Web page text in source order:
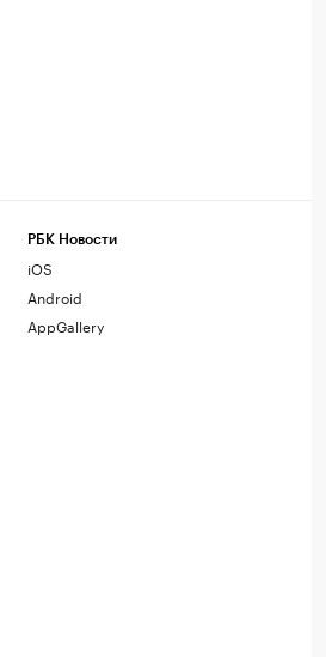
РБК Новости
iOS
Android
AppGallery